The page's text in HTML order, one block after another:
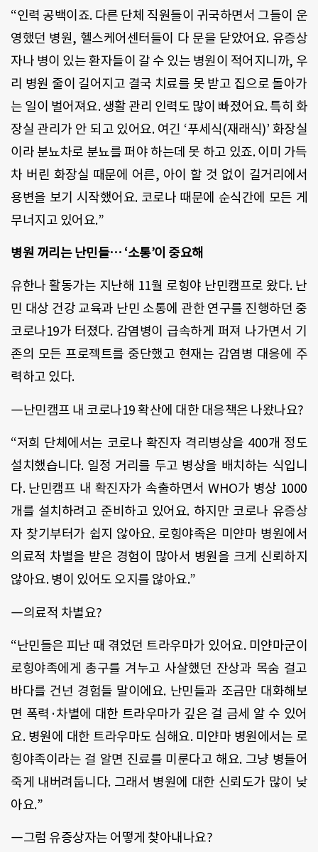
“인력 공백이죠. 다른 단체 직원들이 귀국하면서 그들이 운
영했던 병원, 헬스케어센터들이 다 문을 닫았어요. 유증상
자나 병이 있는 환자들이 갈 수 있는 병원이 적어지니까, 우
리 병원 줄이 길어지고 결국 치료를 못 받고 집으로 돌아가
는 일이 벌어져요. 생활 관리 인력도 많이 빠졌어요. 특히 화
장실 관리가 안 되고 있어요. 여긴 ‘푸세식(재래식)’ 화장실
이라 분뇨차로 분뇨를 퍼야 하는데 못 하고 있죠. 이미 가득
차 버린 화장실 때문에 어른, 아이 할 것 없이 길거리에서
용변을 보기 시작했어요. 코로나 때문에 순식간에 모든 게
무너지고 있어요.”
병원 꺼리는 난민들… ‘소통’이 중요해
유한나 활동가는 지난해 11월 로힝야 난민캠프로 왔다. 난
민 대상 건강 교육과 난민 소통에 관한 연구를 진행하던 중
코로나19가 터졌다. 감염병이 급속하게 퍼져 나가면서 기
존의 모든 프로젝트를 중단했고 현재는 감염병 대응에 주
력하고 있다.
―난민캠프 내 코로나19 확산에 대한 대응책은 나왔나요?
“저희 단체에서는 코로나 확진자 격리병상을 400개 정도
설치했습니다. 일정 거리를 두고 병상을 배치하는 식입니
다. 난민캠프 내 확진자가 속출하면서 WHO가 병상 1000
개를 설치하려고 준비하고 있어요. 하지만 코로나 유증상
자 찾기부터가 쉽지 않아요. 로힝야족은 미얀마 병원에서
의료적 차별을 받은 경험이 많아서 병원을 크게 신뢰하지
않아요. 병이 있어도 오지를 않아요.”
―의료적 차별요?
“난민들은 피난 때 겪었던 트라우마가 있어요. 미얀마군이
로힝야족에게 총구를 겨누고 사살했던 잔상과 목숨 걸고
바다를 건넌 경험들 말이에요. 난민들과 조금만 대화해보
면 폭력·차별에 대한 트라우마가 깊은 걸 금세 알 수 있어
요. 병원에 대한 트라우마도 심해요. 미얀마 병원에서는 로
힝야족이라는 걸 알면 진료를 미룬다고 해요. 그냥 병들어
죽게 내버려둡니다. 그래서 병원에 대한 신뢰도가 많이 낮
아요.”
―그럼 유증상자는 어떻게 찾아내나요?